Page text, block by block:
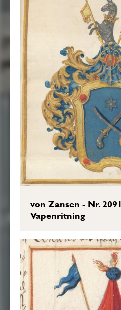
von Zansen - Nr.
Vapenritning